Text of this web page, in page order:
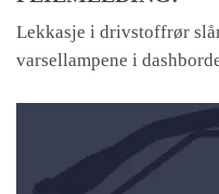
Lekkasje i drivstoffrør
varsellampene i